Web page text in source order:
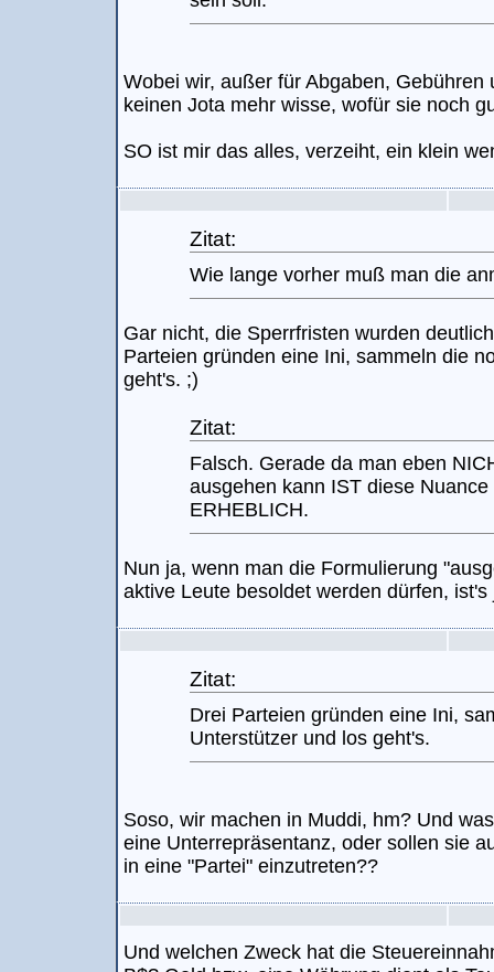
Wobei wir, außer für Abgaben, Gebühren
keinen Jota mehr wisse, wofür sie noch
SO ist mir das alles, verzeiht, ein klein
Zitat:
Wie lange vorher muß man die
Gar nicht, die Sperrfristen wurden
Parteien gründen eine Ini, sammeln die
geht's. ;)
Zitat:
Falsch. Gerade da man eben
ausgehen kann IST diese
ERHEBLICH.
Nun ja, wenn man die Formulierung
aktive Leute besoldet werden dürfen,
Zitat:
Drei Parteien gründen eine Ini,
Unterstützer und los geht's.
Soso, wir machen in Muddi, hm? Und
eine Unterrepräsentanz, oder sollen sie
in eine "Partei" einzutreten??
Und welchen Zweck hat die